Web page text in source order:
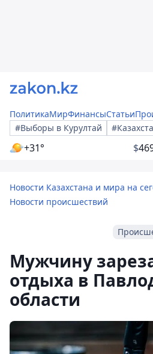
ПолитикаМирФинансыСтатьи
#Выборы в Курултай
+31° $
Новости Казахстана и мира на
Новости происшествий
Мужчину
отдыха в
области